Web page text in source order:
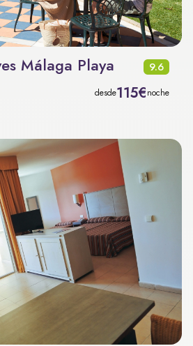
Málaga Playa 9.6
desde115€noche